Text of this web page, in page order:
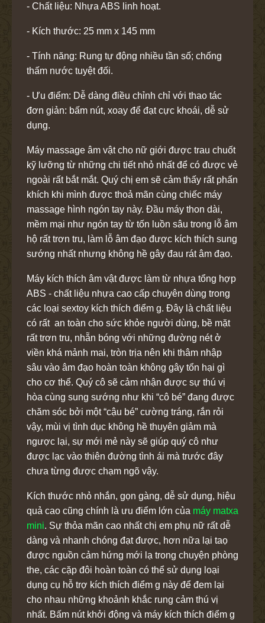
- Chất liệu: Nhựa ABS linh hoạt.
- Kích thước: 25 mm x 145 mm
- Tính năng: Rung tự động nhiều tần số; chống
thấm nước tuyệt đối.
- Ưu điểm: Dễ dàng điều chỉnh chỉ với thao tác
đơn giản: bấm nút, xoay để đạt cực khoái, dễ sử
dụng.
Máy massage âm vật cho nữ giới được trau chuốt
kỹ lưỡng từ những chi tiết nhỏ nhất để có được vẻ
ngoài rất bắt mắt. Quý chị em sẽ cảm thấy rất phấn
khích khi mình được thoả mãn cùng chiếc máy
massage hình ngón tay này. Đầu máy thon dài,
mềm mại như ngón tay từ tốn luồn sâu trong lỗ âm
hộ rất trơn tru, làm lỗ âm đạo được kích thích sung
sướng nhất nhưng không hề gây đau rát âm đạo.
Máy kích thích âm vật được làm từ nhựa tổng hợp
ABS - chất liệu nhựa cao cấp chuyên dùng trong
các loại sextoy kích thích điểm g. Đây là chất liệu
có rất an toàn cho sức khỏe người dùng, bề mặt
rất trơn tru, nhẵn bóng với những đường nét ở
viền khá mảnh mai, tròn trịa nên khi thâm nhập
sâu vào âm đạo hoàn toàn không gây tổn hại gì
cho cơ thể. Quý cô sẽ cảm nhận được sự thú vị
hòa cùng sung sướng như khi “cô bé” đang được
chăm sóc bởi một “cậu bé” cường tráng, rắn rỏi
vậy, mùi vị tình dục không hề thuyên giảm mà
ngược lại, sự mới mẻ này sẽ giúp quý cô như
được lạc vào thiên đường tình ái mà trước đây
chưa từng được chạm ngõ vậy.
Kích thước nhỏ nhắn, gọn gàng, dễ sử dụng, hiệu
quả cao cũng chính là ưu điểm lớn của máy matxa
mini. Sự thỏa mãn cao nhất chị em phụ nữ rất dễ
dàng và nhanh chóng đạt được, hơn nữa lại taọ
được nguồn cảm hứng mới lạ trong chuyện phòng
the, các cặp đôi hoàn toàn có thể sử dụng loại
dụng cụ hỗ trợ kích thích điểm g này để đem lại
cho nhau những khoảnh khắc rung cảm thú vị
nhất. Bấm nút khởi động và máy kích thích điểm g